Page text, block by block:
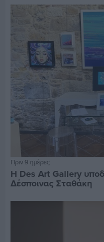
Πριν 9 ημέρες
Η Des Art Gallery
Δέσποινας Σταθάκη